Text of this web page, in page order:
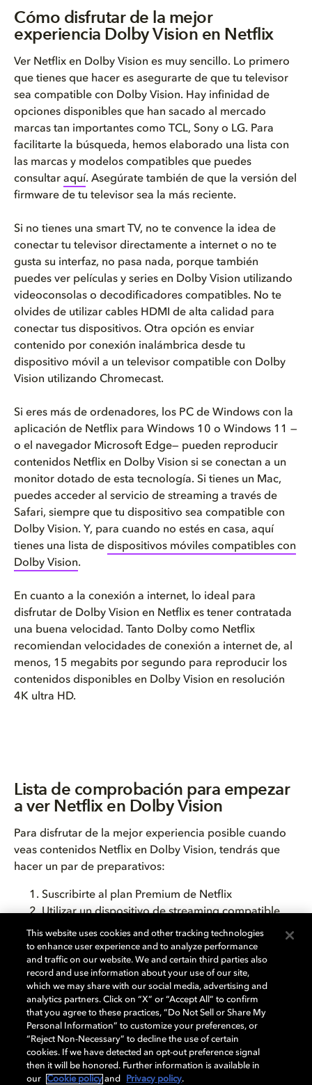
Cómo disfrutar de la mejor
experiencia Dolby Vision en Netflix
Ver Netflix en Dolby Vision es muy sencillo. Lo primero
que tienes que hacer es asegurarte de que tu televisor
sea compatible con Dolby Vision. Hay infinidad de
opciones disponibles que han sacado al mercado
marcas tan importantes como TCL, Sony o LG. Para
facilitarte la búsqueda, hemos elaborado una lista con
las marcas y modelos compatibles que puedes
consultar aquí. Asegúrate también de que la versión del
firmware de tu televisor sea la más reciente.
Si no tienes una smart TV, no te convence la idea de
conectar tu televisor directamente a internet o no te
gusta su interfaz, no pasa nada, porque también
puedes ver películas y series en Dolby Vision utilizando
videoconsolas o decodificadores compatibles. No te
olvides de utilizar cables HDMI de alta calidad para
conectar tus dispositivos. Otra opción es enviar
contenido por conexión inalámbrica desde tu
dispositivo móvil a un televisor compatible con Dolby
Vision utilizando Chromecast.
Si eres más de ordenadores, los PC de Windows con la
aplicación de Netflix para Windows 10 o Windows 11 —
o el navegador Microsoft Edge— pueden reproducir
contenidos Netflix en Dolby Vision si se conectan a un
monitor dotado de esta tecnología. Si tienes un Mac,
puedes acceder al servicio de streaming a través de
Safari, siempre que tu dispositivo sea compatible con
Dolby Vision. Y, para cuando no estés en casa, aquí
tienes una lista de dispositivos móviles compatibles con
Dolby Vision.
En cuanto a la conexión a internet, lo ideal para
disfrutar de Dolby Vision en Netflix es tener contratada
una buena velocidad. Tanto Dolby como Netflix
recomiendan velocidades de conexión a internet de, al
menos, 15 megabits por segundo para reproducir los
contenidos disponibles en Dolby Vision en resolución
4K ultra HD.
Lista de comprobación para empezar
a ver Netflix en Dolby Vision
Para disfrutar de la mejor experiencia posible cuando
veas contenidos Netflix en Dolby Vision, tendrás que
hacer un par de preparativos:
Suscribirte al plan Premium de Netflix
Utilizar un dispositivo de streaming compatible
con Dolby Vision
Hacerte con una smart TV compatible con Dolby
Vision
Contratar una conexión a internet estable con
velocidades de al menos 15 megabits por
segundo
Asegurarte de tener seleccionado el parámetro
«Alta» para la calidad de reproducción
This website uses cookies and other tracking technologies
to enhance user experience and to analyze performance
and traffic on our website. We and certain third parties also
record and use information about your use of our site,
which we may share with our social media, advertising and
analytics partners. Click on “X” or “Accept All” to confirm
that you agree to these practices, “Do Not Sell or Share My
Personal Information” to customize your preferences, or
“Reject Non-Necessary” to decline the use of certain
cookies. If we have detected an opt-out preference signal
then it will be honored. Further information is available in
our
Cookie policy and Privacy policy.